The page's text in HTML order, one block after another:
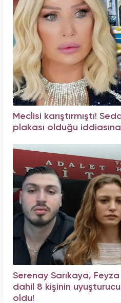
Meclisi karıştırmıştı!
plakası olduğu
Serenay Sarıkaya,
dahil 8 kişinin
oldu!